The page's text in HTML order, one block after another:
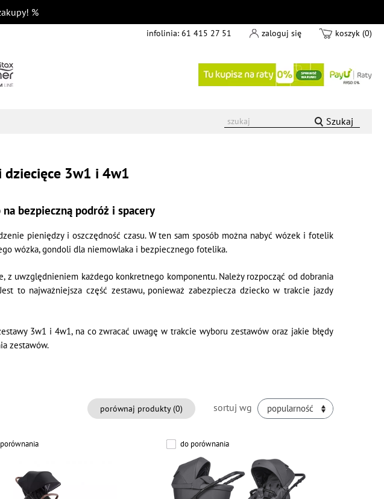
%
infolinia: 61 415 27 51 zaloguj się koszyk (0)
Szukaj
dziecięce 3w1 i 4w1
bezpieczną podróż i spacery
pieniędzy i oszczędność czasu. W ten sam sposób można nabyć wózek i fotelik
wózka, gondoli dla niemowlaka i bezpiecznego fotelika.
uwzględnieniem każdego konkretnego komponentu. Należy rozpocząć od dobrania
to najważniejsza część zestawu, ponieważ zabezpiecza dziecko w trakcie jazdy
3w1 i 4w1, na co zwracać uwagę w trakcie wyboru zestawów oraz jakie błędy
zestawów.
sortuj wg popularność
porównaj produkty (0)
do porównania